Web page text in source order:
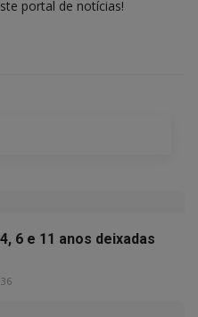
portal de notícias!
6 e 11 anos deixadas